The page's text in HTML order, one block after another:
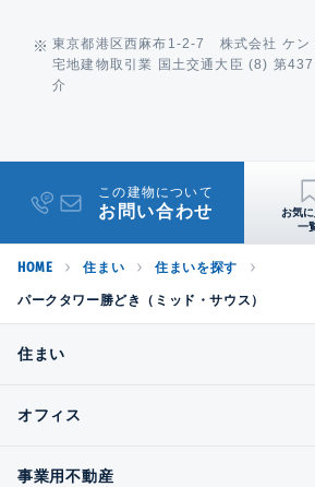
東京都港区西麻布1-2-7 株式会社 ケ
宅地建物取引業 国土交通大臣 (8) 第
介
この建物について
お問い合わせ
HOME 住まい 住まいを探す
パークタワー勝どき（ミッド・サウス）
住まい
オフィス
事業用不動産